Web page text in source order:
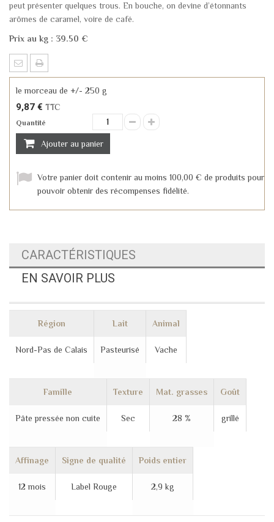
peut présenter quelques trous. En bouche, on devine d’étonnants
arômes de caramel, voire de café.
Prix au kg : 39.50 €
le morceau de +/- 250 g
9,87 € TTC
Quantité
Ajouter au panier
Votre panier doit contenir au moins 100,00 € de produits pour
pouvoir obtenir des récompenses fidélité.
CARACTÉRISTIQUES
EN SAVOIR PLUS
Région
Nord-Pas de Calais
Lait
Pasteurisé
Animal
Vache
Famille
Pâte pressée non cuite
Texture
Sec
Mat. grasses
28 %
Goût
grillé
Affinage
12 mois
Signe de qualité
Label Rouge
Poids entier
2,9 kg